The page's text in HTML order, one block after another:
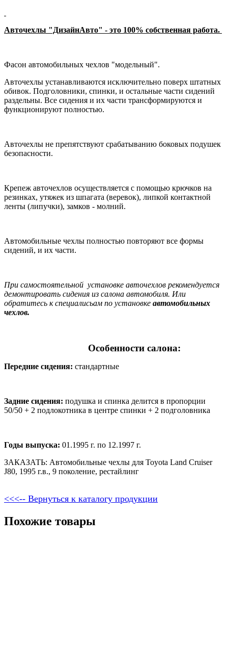
Авточехлы "ДизайнАвто" - это 100% собственная работа.
Фасон автомобильных чехлов "модельный".
Авточехлы устанавливаются исключительно поверх штатных
обивок. Подголовники, спинки, и остальные части сидений
раздельны. Все сидения и их части трансформируются и
функционируют полностью.
Авточехлы не препятствуют срабатыванию боковых подушек
безопасности.
Крепеж авточехлов осуществляется с помощью крючков на
резинках, утяжек из шпагата (веревок), липкой контактной
ленты (липучки), замков - молний.
Автомобильные чехлы полностью повторяют все формы
сидений, и их части.
При самостоятельной установке авточехлов рекомендуется
демонтировать сидения из салона автомобиля. Или
обратитесь к специалисьам по установке автомобильных
чехлов.
Особенности салона:
Передние сидения: стандартные
Задние сидения: подушка и спинка делится в пропорции
50/50 + 2 подлокотника в центре спинки + 2 подголовника
Годы выпуска: 01.1995 г. по 12.1997 г.
ЗАКАЗАТЬ: Автомобильные чехлы для Toyota Land Cruiser
J80, 1995 г.в., 9 поколение, рестайлинг
<<<-- Вернуться к каталогу продукции
Похожие товары